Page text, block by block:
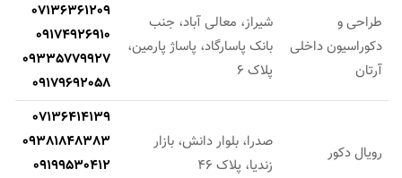
طراحی و
دکوراسیون داخلی
آرتان
شیراز، معالی آباد، جنب
بانک پاسارگاد، پاساژ پارمین،
پلاک 6
07136361209
09174926910
09335779927
09179692058
رویال دکور
صدرا، بلوار دانش، بازار
زندیا، پلاک 46
07136414139
09381848383
09199530412